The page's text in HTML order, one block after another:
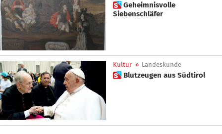
 Geheimnisvolle
Siebenschläfer
Kultur » Landeskunde
 Blutzeugen aus Südtirol